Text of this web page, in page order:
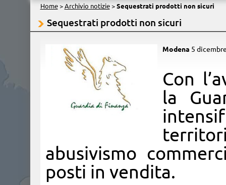
Home> Archivio notizie> Sequestrati prodotti non sicuri
Sequestrati prodotti non sicuri
Modena 5
​Con
la
abusivismo
posti in vendita.